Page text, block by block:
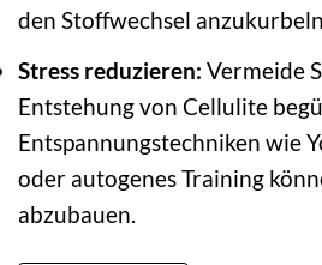
den Stoffwechsel
Stress reduzieren: Vermeide
Entstehung von Cellulite
Entspannungstechniken wie
oder autogenes Training
abzubauen.